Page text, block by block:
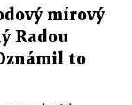
mírový
Radou
to